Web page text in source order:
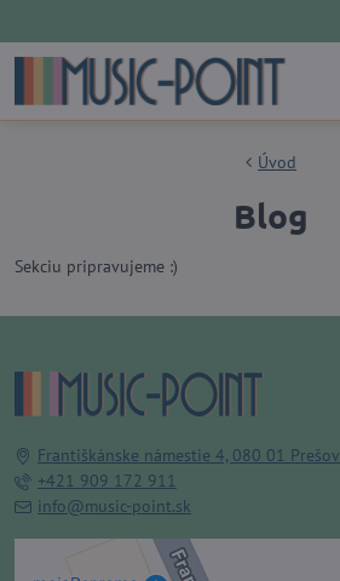
Úvod
Blog
Sekciu pripravujeme :)
Františkánske námestie 4, 080 01 Prešov
+421 909 172 911
info@music-point.sk